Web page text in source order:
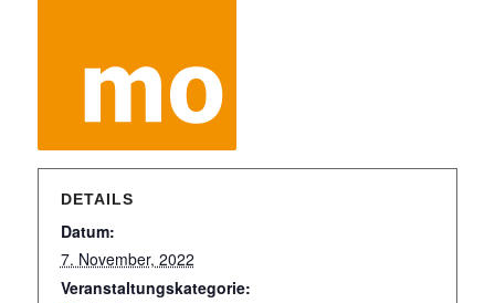
DETAILS
Datum:
7. November, 2022
Veranstaltungskategorie: